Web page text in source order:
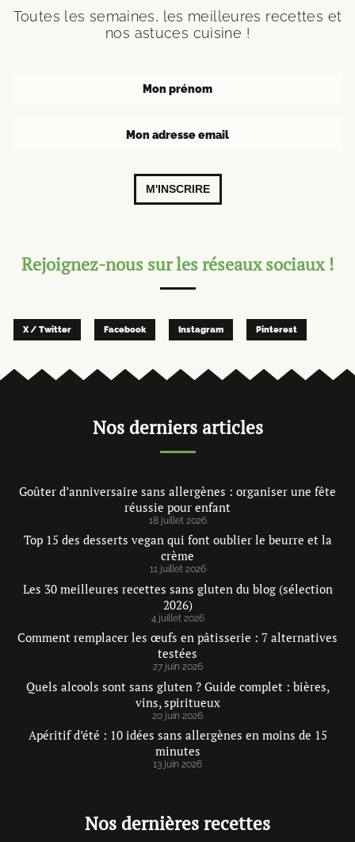
Toutes les semaines, les meilleures recettes et
nos astuces cuisine !
M'INSCRIRE
Rejoignez-nous sur les réseaux sociaux !
X / Twitter Facebook Instagram Pinterest
Nos derniers articles
Goûter d’anniversaire sans allergènes : organiser une fête
réussie pour enfant
18 juillet 2026
Top 15 des desserts vegan qui font oublier le beurre et la
crème
11 juillet 2026
Les 30 meilleures recettes sans gluten du blog (sélection
2026)
4 juillet 2026
Comment remplacer les œufs en pâtisserie : 7 alternatives
testées
27 juin 2026
Quels alcools sont sans gluten ? Guide complet : bières,
vins, spiritueux
20 juin 2026
Apéritif d’été : 10 idées sans allergènes en moins de 15
minutes
13 juin 2026
Nos dernières recettes